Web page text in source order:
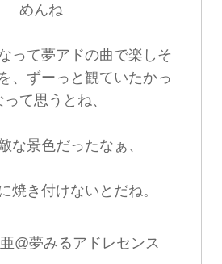
めんね
って夢アドの曲で楽しそ
、ずーっと観ていたかっ
って思うとね、
な景色だったなぁ、
焼き付けないとだね。
@夢みるアドレセンス